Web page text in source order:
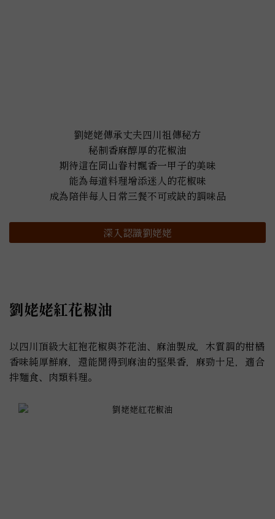
劉姥姥傳承丈夫四川祖傳秘方
秘制香麻醇厚的花椒油
期待這在岡山眷村飄香一甲子的美味
能為每道料理增添迷人的花椒味
成為陪伴每人日常三餐不可或缺的調味品
深入認識劉姥姥
劉姥姥紅花椒油
以四川頂級大紅袍花椒與芥花油、麻油製成，木質調的柑橘
香味純厚鮮麻，還能聞得到麻油的堅果香，麻勁十足，適合
拌麵食、肉類料理。